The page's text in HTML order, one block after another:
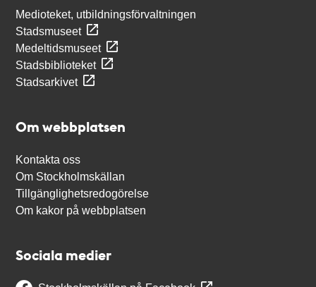
Medioteket, utbildningsförvaltningen
Stadsmuseet
Medeltidsmuseet
Stadsbiblioteket
Stadsarkivet
Om webbplatsen
Kontakta oss
Om Stockholmskällan
Tillgänglighetsredogörelse
Om kakor på webbplatsen
Sociala medier